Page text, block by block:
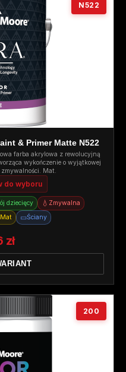
N522
& Primer Matte N522
farba akrylowa z rewolucyjną
wykończenie o wyjątkowej
zmywalności. Mat.
do wyboru
dziecięcy 💧 Zmywalna
Mat ▭Ściany
zł
200